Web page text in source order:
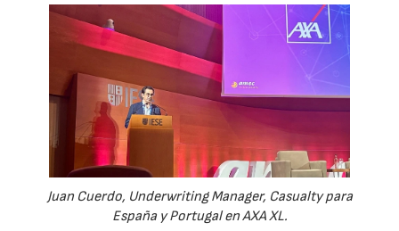
Juan Cuerdo, Underwriting Manager, Casualty para
España y Portugal en AXA XL.